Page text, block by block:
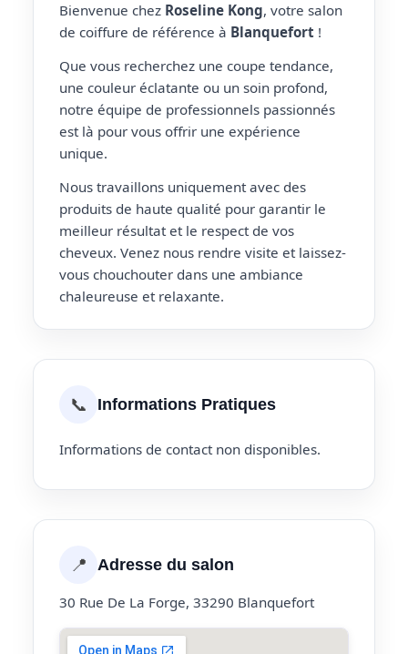
Bienvenue chez Roseline Kong, votre salon
de coiffure de référence à Blanquefort !
Que vous recherchez une coupe tendance,
une couleur éclatante ou un soin profond,
notre équipe de professionnels passionnés
est là pour vous offrir une expérience
unique.
Nous travaillons uniquement avec des
produits de haute qualité pour garantir le
meilleur résultat et le respect de vos
cheveux. Venez nous rendre visite et laissez-
vous chouchouter dans une ambiance
chaleureuse et relaxante.
📞 Informations Pratiques
Informations de contact non disponibles.
📍 Adresse du salon
30 Rue De La Forge, 33290 Blanquefort